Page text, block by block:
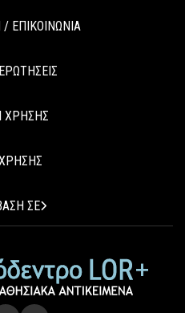
ΕΠΙΚΟΙΝΩΝΙΑ
ΧΡΗΣΗΣ
ΣΕ